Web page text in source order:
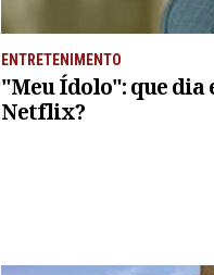
ENTRETENIMENTO
"Meu Ídolo": que dia
Netflix?